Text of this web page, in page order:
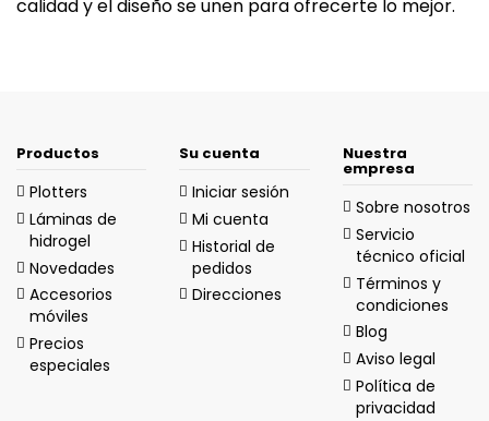
calidad y el diseño se unen para ofrecerte lo mejor.
Productos
Plotters
Láminas de
hidrogel
Novedades
Accesorios
móviles
Precios
especiales
Su cuenta
Iniciar sesión
Mi cuenta
Historial de
pedidos
Direcciones
Nuestra
empresa
Sobre nosotros
Servicio
técnico oficial
Términos y
condiciones
Blog
Aviso legal
Política de
privacidad